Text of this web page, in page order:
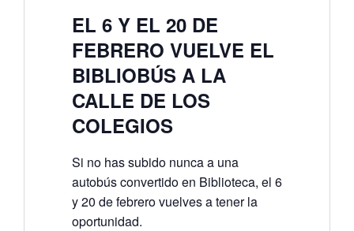
EL 6 Y EL 20 DE
FEBRERO VUELVE EL
BIBLIOBÚS A LA
CALLE DE LOS
COLEGIOS
Si no has subido nunca a una
autobús convertido en Biblioteca, el 6
y 20 de febrero vuelves a tener la
oportunidad.